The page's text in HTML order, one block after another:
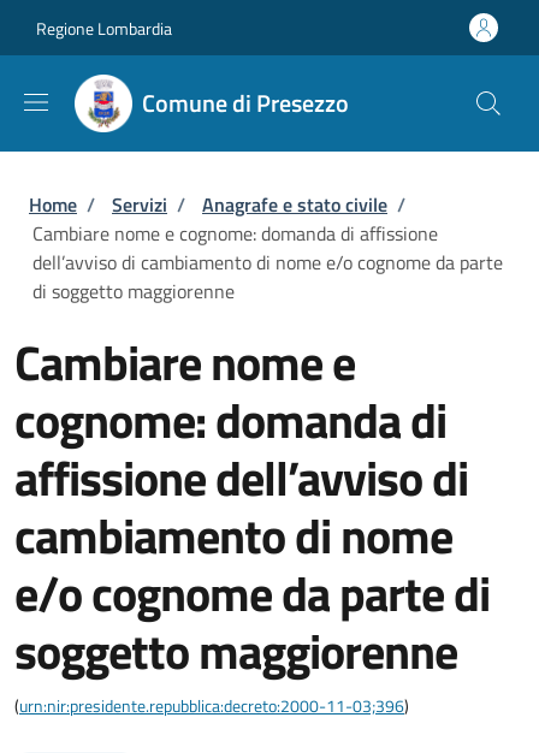
Regione Lombardia
Comune di Presezzo
Briciole di pane
Home / Servizi / Anagrafe e stato civile /
Cambiare nome e cognome: domanda di affissione
dell’avviso di cambiamento di nome e/o cognome da parte
di soggetto maggiorenne
Cambiare nome e
cognome: domanda di
affissione dell’avviso di
cambiamento di nome
e/o cognome da parte di
soggetto maggiorenne
(urn:nir:presidente.repubblica:decreto:2000-11-03;396)